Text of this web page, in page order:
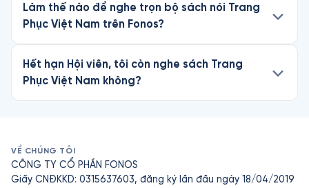
Làm thế nào để nghe trọn bộ sách nói Trang
Phục Việt Nam trên Fonos?
Hết hạn Hội viên, tôi còn nghe sách Trang
Phục Việt Nam không?
VỀ CHÚNG TÔI
CÔNG TY CỔ PHẦN FONOS
Giấy CNĐKKD: 0315637603, đăng ký lần đầu ngày 18/04/2019